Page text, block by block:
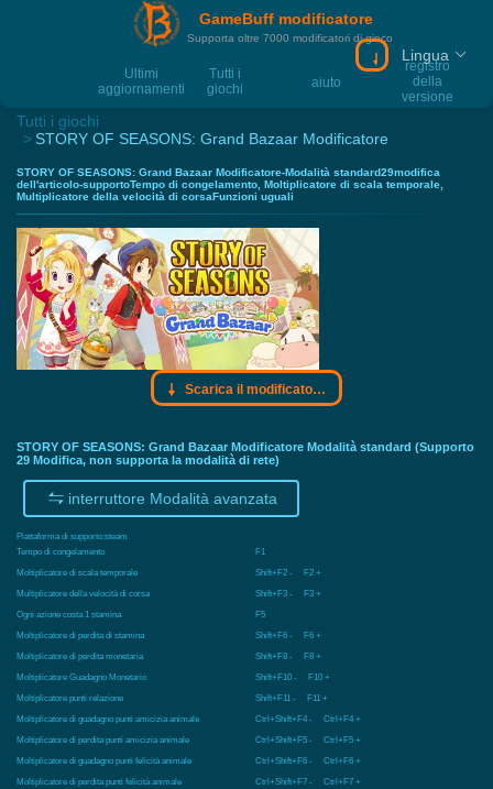
GameBuff modificatore
Supporta oltre 7000 modificatori di gioco
Ultimi
aggiornamenti
Tutti i
giochi
aiuto
registro
della
versione
Scarica il
Lingua
Tutti i giochi
STORY OF SEASONS: Grand Bazaar Modificatore
STORY OF SEASONS: Grand Bazaar Modificatore-Modalità standard29modifica
dell'articolo-supportoTempo di congelamento, Moltiplicatore di scala temporale,
Multiplicatore della velocità di corsaFunzioni uguali
Scarica il modificatore Gamebuff
STORY OF SEASONS: Grand Bazaar Modificatore Modalità standard (Supporto
29 Modifica, non supporta la modalità di rete)
interruttore Modalità avanzata
Piattaforma di supporto:steam
Tempo di congelamento
F1
Moltiplicatore di scala temporale
Shift+F2 - F2 +
Multiplicatore della velocità di corsa
Shift+F3 - F3 +
Ogni azione costa 1 stamina
F5
Moltiplicatore di perdita di stamina
Shift+F6 - F6 +
Moltiplicatore di perdita monetaria
Shift+F8 - F8 +
Moltiplicatore Guadagno Monetario
Shift+F10 - F10 +
Moltiplicatore punti relazione
Shift+F11 - F11 +
Moltiplicatore di guadagno punti amicizia animale
Ctrl+Shift+F4 - Ctrl+F4 +
Moltiplicatore di perdita punti amicizia animale
Ctrl+Shift+F5 - Ctrl+F5 +
Moltiplicatore di guadagno punti felicità animale
Ctrl+Shift+F6 - Ctrl+F6 +
Moltiplicatore di perdita punti felicità animale
Ctrl+Shift+F7 - Ctrl+F7 +